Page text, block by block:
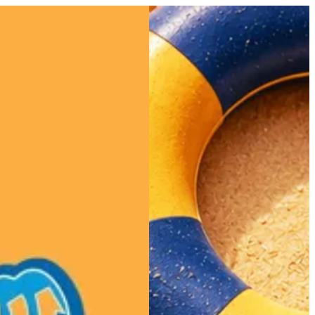
EN
EN
اختر طريقة الطلباختر التوصيل أو الاستلام حتى نتمكن من عرض هذا
اختر طريقة الطلب
سيد حنفي
سيد حنفى | للطلب اونلاين